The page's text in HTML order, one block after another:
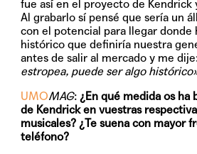
fue así en el proyecto de Kendrick
Al grabarlo sí pensé que sería un
con el potencial para llegar donde
histórico que definiría nuestra
antes de salir al mercado y me
estropea, puede ser algo
UMOMAG:¿En qué medida os
de Kendrick en vuestras
musicales? ¿Te suena con mayor
teléfono?